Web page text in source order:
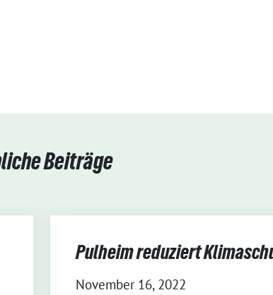
Beiträge
Pulheim reduziert
November 16, 2022